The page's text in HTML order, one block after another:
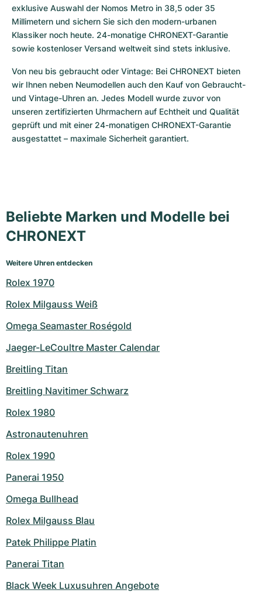
exklusive Auswahl der Nomos Metro in 38,5 oder 35
Millimetern und sichern Sie sich den modern-urbanen
Klassiker noch heute. 24-monatige CHRONEXT-Garantie
sowie kostenloser Versand weltweit sind stets inklusive.
Von neu bis gebraucht oder Vintage: Bei CHRONEXT bieten
wir Ihnen neben Neumodellen auch den Kauf von Gebraucht-
und Vintage-Uhren an. Jedes Modell wurde zuvor von
unseren zertifizierten Uhrmachern auf Echtheit und Qualität
geprüft und mit einer 24-monatigen CHRONEXT-Garantie
ausgestattet – maximale Sicherheit garantiert.
Beliebte Marken und Modelle bei
CHRONEXT
Weitere Uhren entdecken
Rolex 1970
Rolex Milgauss Weiß
Omega Seamaster Roségold
Jaeger-LeCoultre Master Calendar
Breitling Titan
Breitling Navitimer Schwarz
Rolex 1980
Astronautenuhren
Rolex 1990
Panerai 1950
Omega Bullhead
Rolex Milgauss Blau
Patek Philippe Platin
Panerai Titan
Black Week Luxusuhren Angebote